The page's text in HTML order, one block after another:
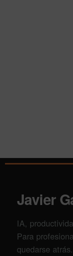
Javier
IA,
Para
quedarse atrás.